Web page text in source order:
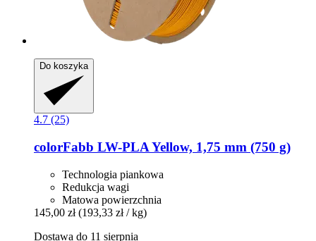
Do koszyka
4.7 (25)
colorFabb LW-​PLA Yellow, 1,75 mm (750 g)
Technologia piankowa
Redukcja wagi
Matowa powierzchnia
145,00 zł (193,33 zł / kg)
Dostawa do 11 sierpnia